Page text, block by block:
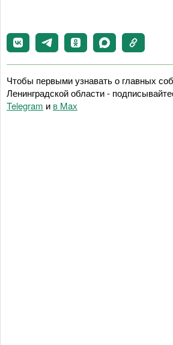
Чтобы первыми узнавать о главных
Ленинградской области -
Telegram и в Maх